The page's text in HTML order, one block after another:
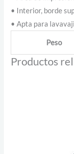
• Interior, borde
• Apta para
Peso
Productos